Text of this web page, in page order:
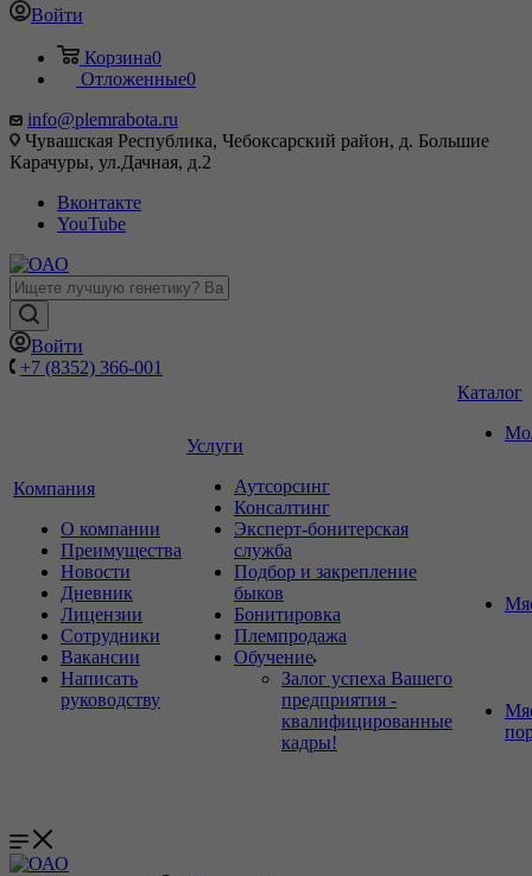
Войти
Корзина0
Отложенные0
info@plemrabota.ru
Чувашская Республика, Чебоксарский район, д. Большие
Карачуры, ул.Дачная, д.2
Вконтакте
YouTube
Войти
+7 (8352) 366-001
Компания
О компании
Преимущества
Новости
Дневник
Лицензии
Сотрудники
Вакансии
Написать
руководству
Услуги
Аутсорсинг
Консалтинг
Эксперт-бонитерская
служба
Подбор и закрепление
быков
Бонитировка
Племпродажа
Обучение
Залог успеха Вашего
предприятия -
квалифицированные
кадры!
Каталог